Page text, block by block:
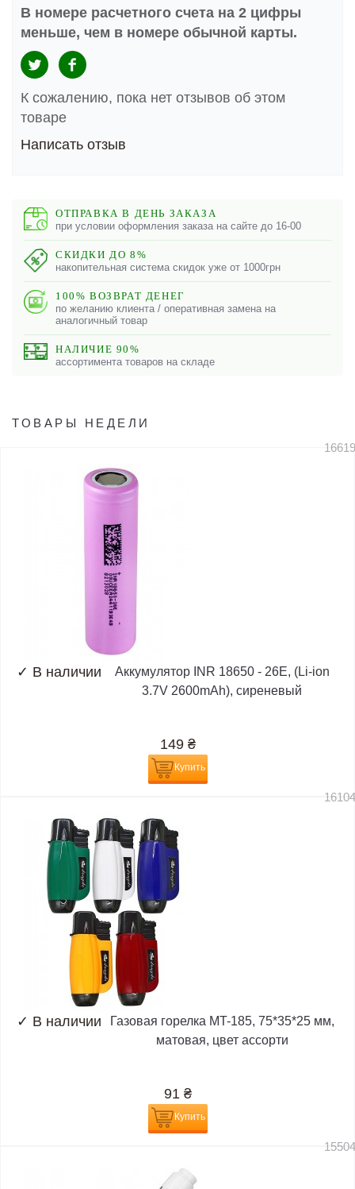
В номере расчетного счета на 2 цифры
меньше, чем в номере обычной карты.
К сожалению, пока нет отзывов об этом
товаре
Написать отзыв
ОТПРАВКА В ДЕНЬ ЗАКАЗА
при условии оформления заказа на сайте до 16-00
СКИДКИ ДО 8%
накопительная система скидок уже от 1000грн
100% ВОЗВРАТ ДЕНЕГ
по желанию клиента / оперативная замена на
аналогичный товар
НАЛИЧИЕ 90%
ассортимента товаров на складе
ТОВАРЫ НЕДЕЛИ
✓ В наличии
Аккумулятор INR 18650 - 26E, (Li-ion
3.7V 2600mAh), сиреневый
149 ₴
Купить
✓ В наличии
Газовая горелка MT-185, 75*35*25 мм,
матовая, цвет ассорти
91 ₴
Купить